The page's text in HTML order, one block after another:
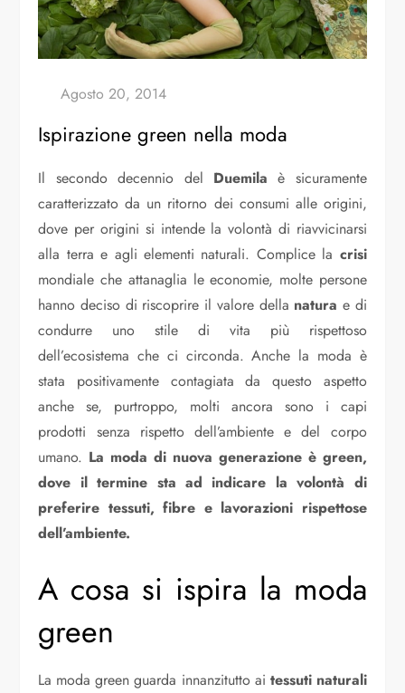
Ispirazione green nella moda
Il secondo decennio del Duemila è sicuramente
caratterizzato da un ritorno dei consumi alle origini,
dove per origini si intende la volontà di riavvicinarsi
alla terra e agli elementi naturali. Complice la crisi
mondiale che attanaglia le economie, molte persone
hanno deciso di riscoprire il valore della natura e di
condurre uno stile di vita più rispettoso
dell’ecosistema che ci circonda. Anche la moda è
stata positivamente contagiata da questo aspetto
anche se, purtroppo, molti ancora sono i capi
prodotti senza rispetto dell’ambiente e del corpo
umano. La moda di nuova generazione è green,
dove il termine sta ad indicare la volontà di
preferire tessuti, fibre e lavorazioni rispettose
dell’ambiente.
A cosa si ispira la moda
green
La moda green guarda innanzitutto ai tessuti naturali